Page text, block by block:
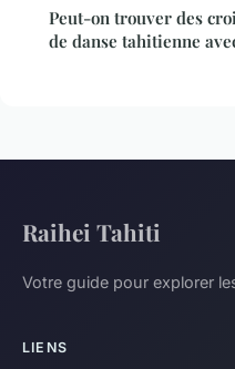
Peut-on trouver des
de danse tahitienne
Raihei Tahiti
Votre guide pour explorer
LIENS